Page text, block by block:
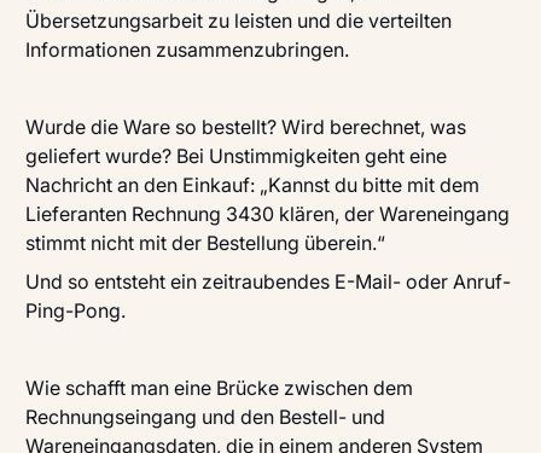
Übersetzungsarbeit zu leisten und die verteilten
Informationen zusammenzubringen.
Wurde die Ware so bestellt? Wird berechnet, was
geliefert wurde? Bei Unstimmigkeiten geht eine
Nachricht an den Einkauf: „Kannst du bitte mit dem
Lieferanten Rechnung 3430 klären, der Wareneingang
stimmt nicht mit der Bestellung überein.“
Und so entsteht ein zeitraubendes E-Mail- oder Anruf-
Ping-Pong.
Wie schafft man eine Brücke zwischen dem
Rechnungseingang und den Bestell- und
Wareneingangsdaten, die in einem anderen System